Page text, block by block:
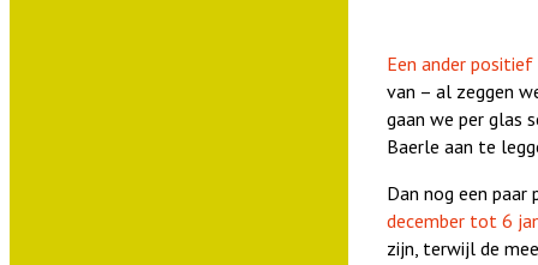
Een ander positief
van – al zeggen
gaan we per glas
Baerle aan te
Dan nog een paar
december tot 6
zijn, terwijl de